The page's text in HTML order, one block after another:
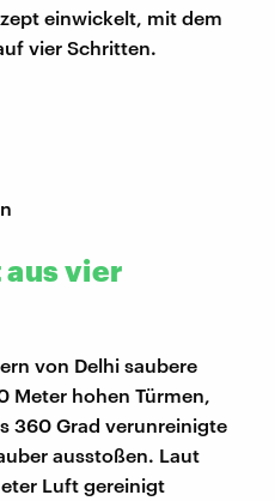
einwickelt, mit dem
vier Schritten.
vier
von Delhi saubere
Meter hohen Türmen,
360 Grad verunreinigte
ausstoßen. Laut
Luft gereinigt